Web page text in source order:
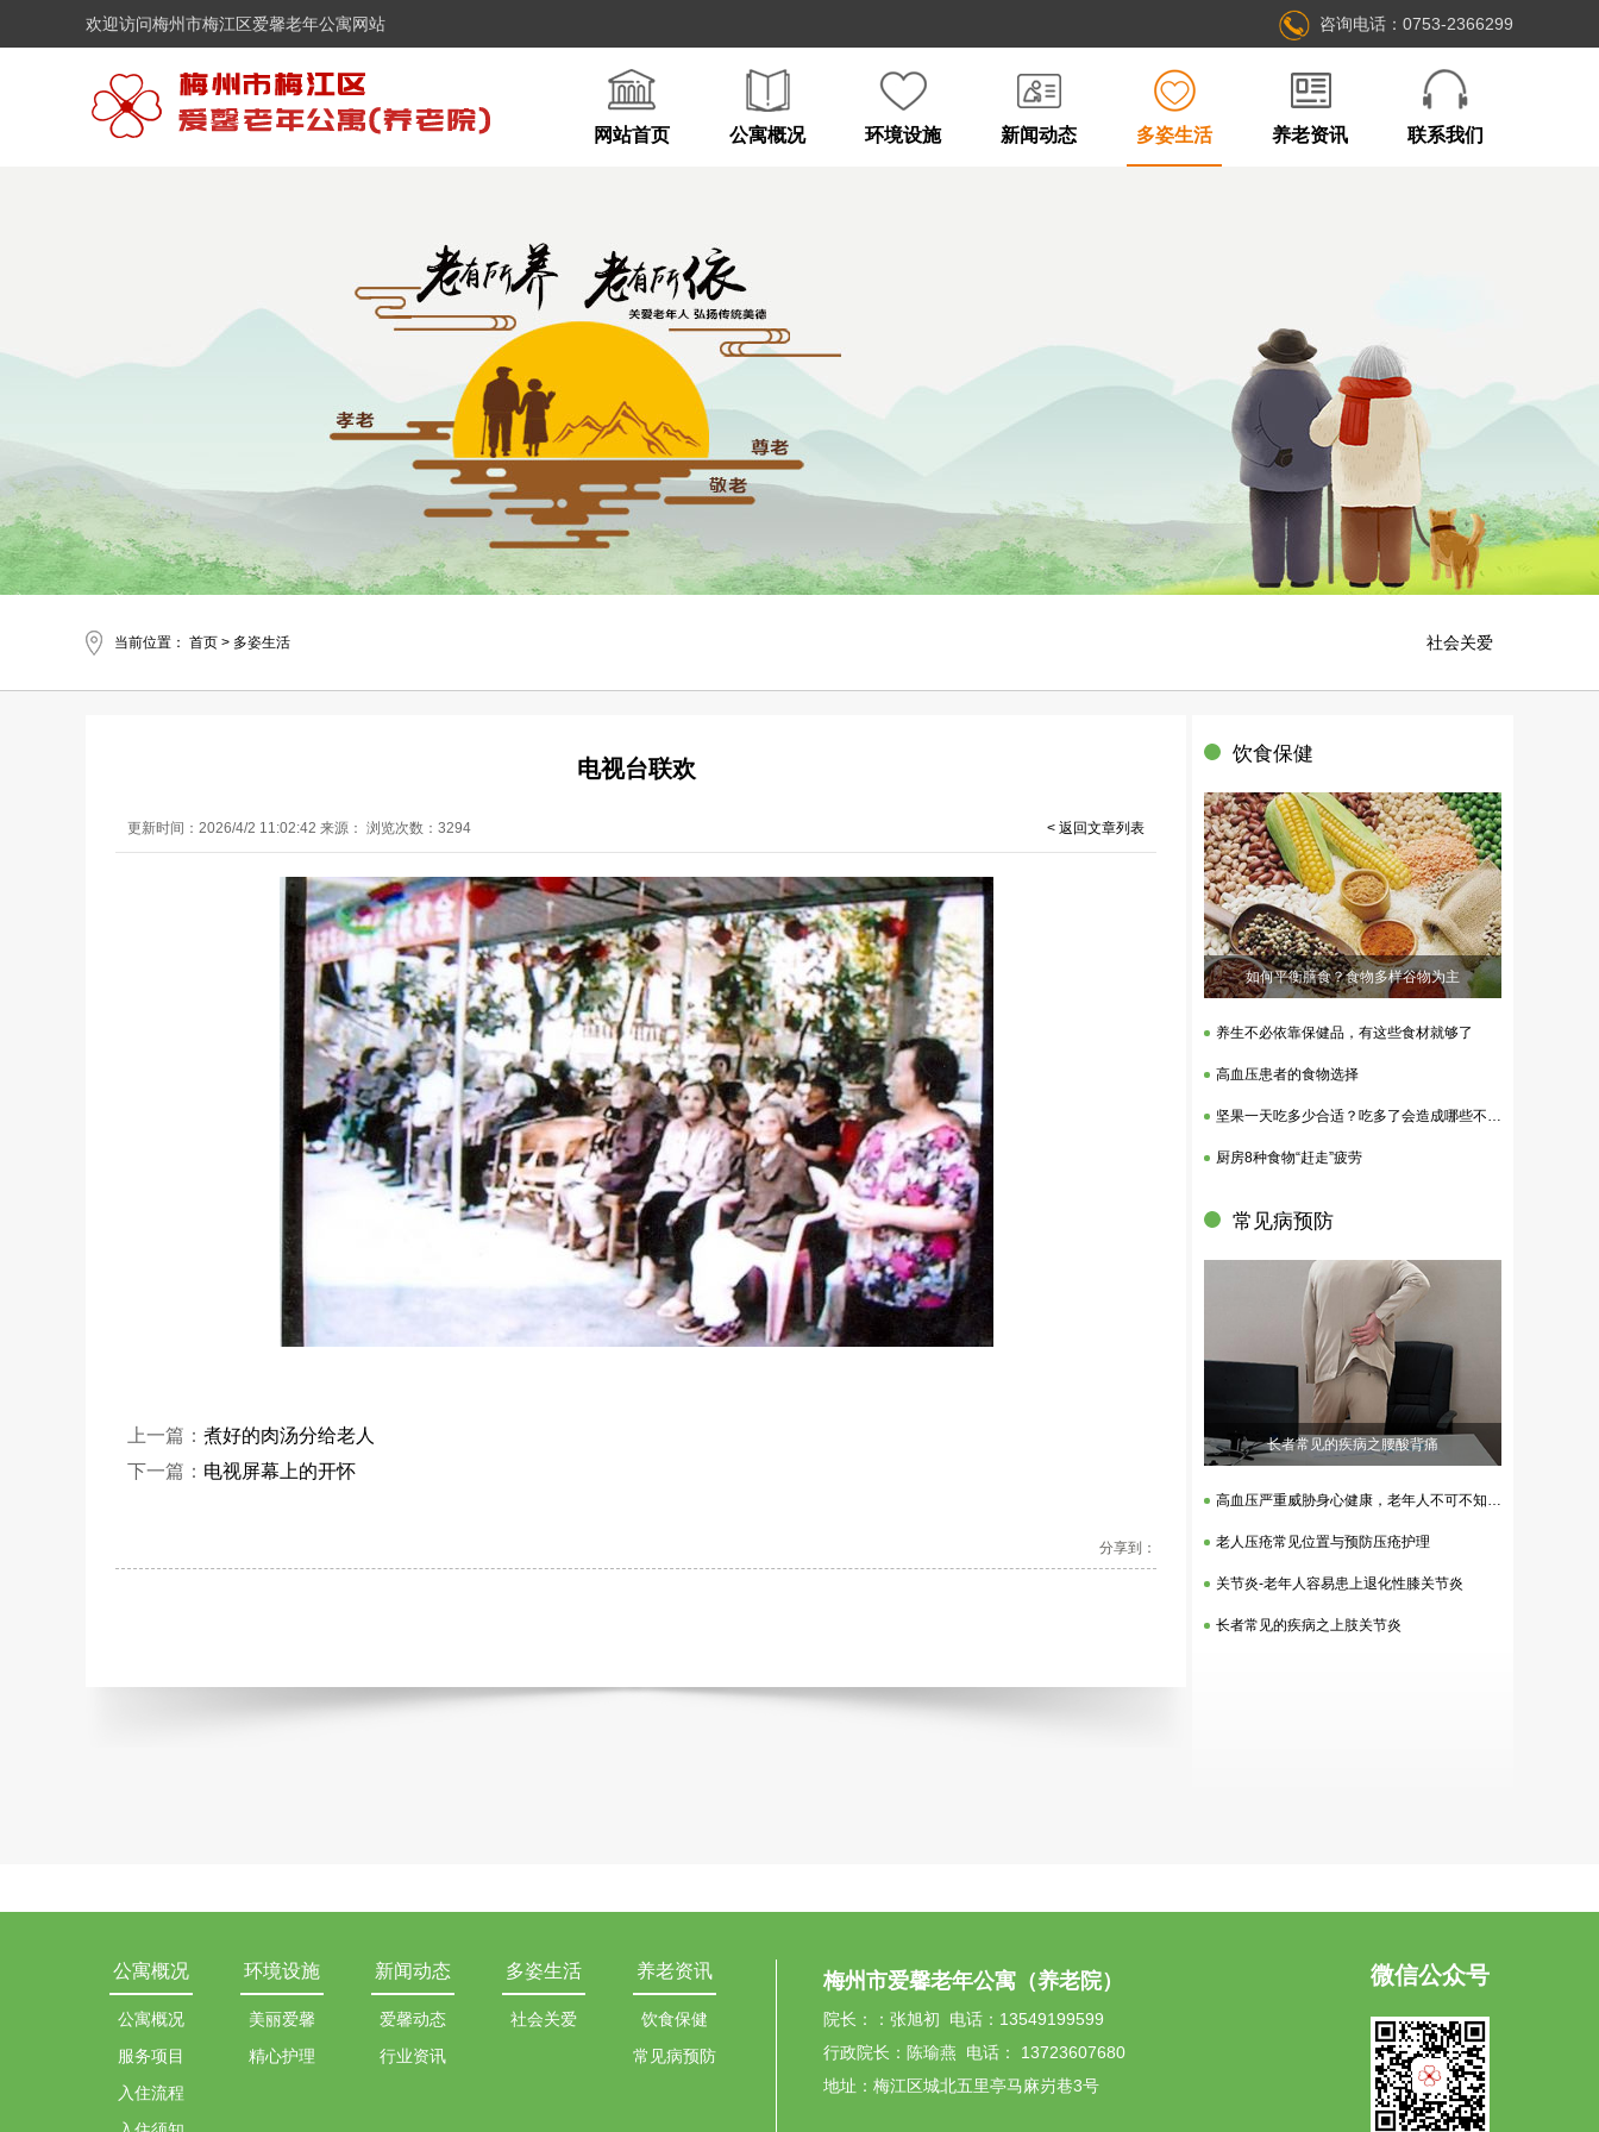
欢迎访问梅州市梅江区爱馨老年公寓网站 咨询电话：0753-2366299
网站首页 公寓概况 环境设施 新闻动态 多姿生活 养老资讯 联系我们
当前位置： 首页 > 多姿生活 社会关爱
电视台联欢
更新时间：2026/4/2 11:02:42 来源： 浏览次数：3294 < 返回文章列表
上一篇： 煮好的肉汤分给老人
下一篇： 电视屏幕上的开怀
分享到：
饮食保健
如何平衡膳食？食物多样谷物为主
养生不必依靠保健品，有这些食材就够了
高血压患者的食物选择
坚果一天吃多少合适？吃多了会造成哪些不良影响？
厨房8种食物“赶走”疲劳
常见病预防
长者常见的疾病之腰酸背痛
高血压严重威胁身心健康，老年人不可不知的核心策略
老人压疮常见位置与预防压疮护理
关节炎-老年人容易患上退化性膝关节炎
长者常见的疾病之上肢关节炎
微信公众号
公寓概况
公寓概况
服务项目
入住流程
环境设施
美丽爱馨
精心护理
新闻动态
爱馨动态
行业资讯
多姿生活
社会关爱
养老资讯
饮食保健
常见病预防
梅州市爱馨老年公寓（养老院）
院长：：张旭初 电话：13549199599
行政院长：陈瑜燕 电话： 13723607680
地址： 梅江区城北五里亭马麻岃巷3号